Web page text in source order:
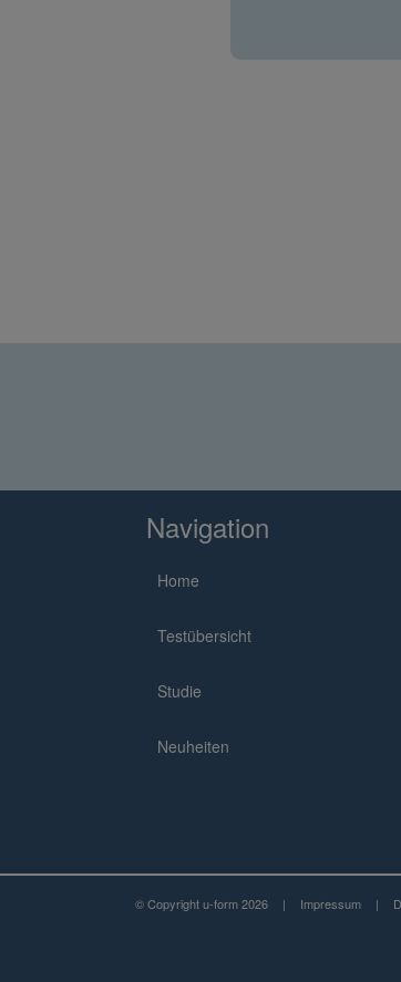
Navigation
Home
Testübersicht
Studie
Neuheiten
© Copyright u-form 2026 | Impressum |